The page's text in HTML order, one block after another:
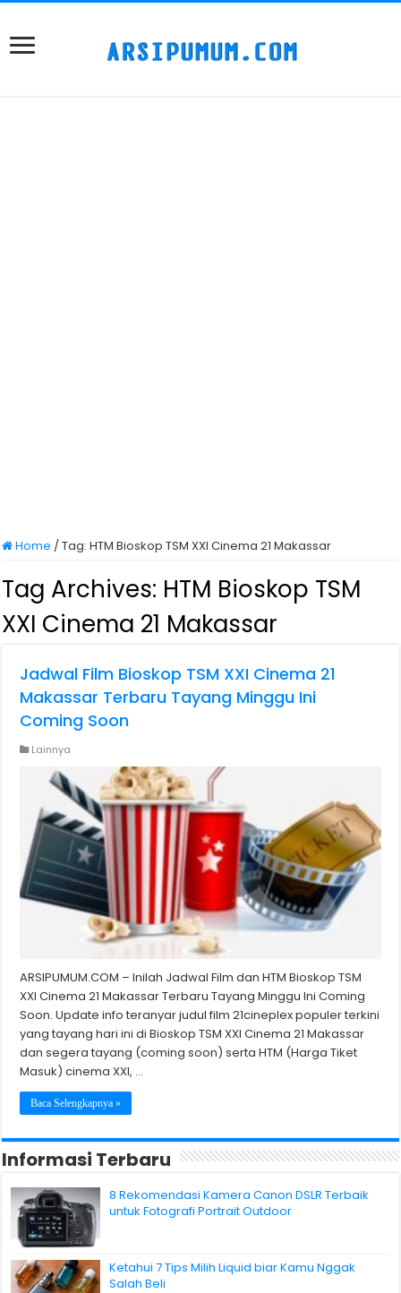
Home /Tag:HTM Bioskop TSM XXI Cinema 21 Makassar
Tag Archives: HTM Bioskop TSM
XXI Cinema 21 Makassar
Jadwal Film Bioskop TSM XXI Cinema 21
Makassar Terbaru Tayang Minggu Ini
Coming Soon
Lainnya
ARSIPUMUM.COM – Inilah Jadwal Film dan HTM Bioskop TSM
XXI Cinema 21 Makassar Terbaru Tayang Minggu Ini Coming
Soon. Update info teranyar judul film 21cineplex populer terkini
yang tayang hari ini di Bioskop TSM XXI Cinema 21 Makassar
dan segera tayang (coming soon) serta HTM (Harga Tiket
Masuk) cinema XXI, …
Baca Selengkapnya »
Informasi Terbaru
8 Rekomendasi Kamera Canon DSLR Terbaik
untuk Fotografi Portrait Outdoor
Ketahui 7 Tips Milih Liquid biar Kamu Nggak
Salah Beli